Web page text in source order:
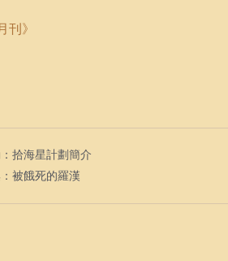
刊》
拾海星計劃簡介
被餓死的羅漢